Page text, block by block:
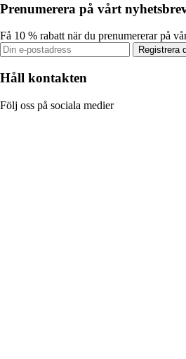
Prenumerera på vårt
Få 10 % rabatt när du prenumererar på
Registrera
Håll kontakten
Följ oss på sociala medier